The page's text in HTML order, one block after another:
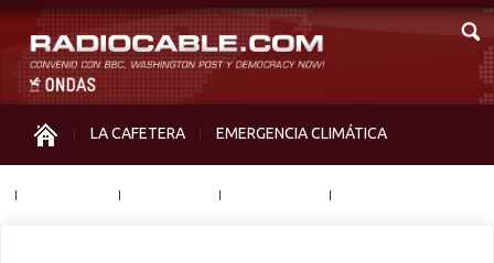
LA CAFETERA EMERGENCIA CLIMÁTICA